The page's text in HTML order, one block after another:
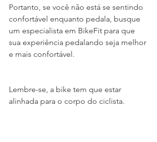
Portanto, se você não está se sentindo
confortável enquanto pedala, busque
um especialista em BikeFit para que
sua experiência pedalando seja melhor
e mais confortável.
Lembre-se, a bike tem que estar
alinhada para o corpo do ciclista.